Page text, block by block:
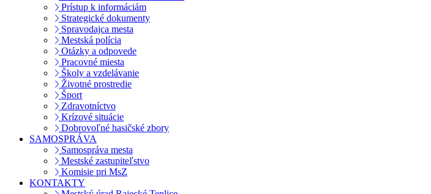
Prístup k informáciám
Strategické dokumenty
Spravodajca mesta
Mestská polícia
Otázky a odpovede
Pracovné miesta
Školy a vzdelávanie
Životné prostredie
Šport
Zdravotníctvo
Krízové situácie
Dobrovoľné hasičské zbory
SAMOSPRÁVA
Samospráva mesta
Mestské zastupiteľstvo
Komisie pri MsZ
KONTAKTY